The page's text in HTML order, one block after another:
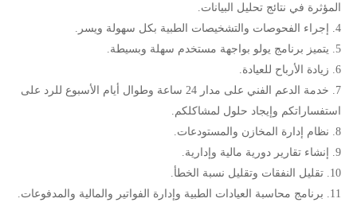
المؤثرة في نتائج تحليل البيانات.
إجراء الفحوصات والتشخيصات الطبية بكل سهولة ويسر.
يتميز برنامج يولو بواجهة مستخدم سهلة وبسيطة.
زيادة الأرباح للعيادة.
خدمة الدعم الفني على مدار 24 ساعة وطوال أيام الأسبوع للرد على
استفساراتكم وإيجاد حلول لمشاكلكم.
نظام إدارة المخازن والمستودعات.
إنشاء تقارير دورية مالية وإدارية.
تقليل النفقات وتقليل نسبة الخطأ.
برنامج محاسبة العيادات الطبية وإدارة الفواتير والمالية والمدفوعات.